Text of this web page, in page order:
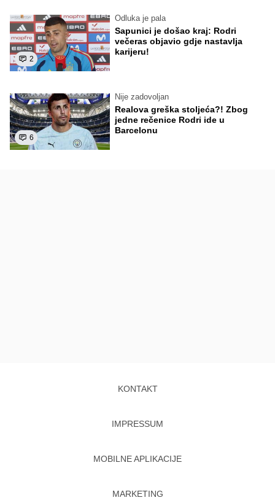
2
Odluka je pala
Sapunici je došao kraj: Rodri
večeras objavio gdje nastavlja
karijeru!
6
Nije zadovoljan
Realova greška stoljeća?! Zbog
jedne rečenice Rodri ide u
Barcelonu
KONTAKT
IMPRESSUM
MOBILNE APLIKACIJE
MARKETING